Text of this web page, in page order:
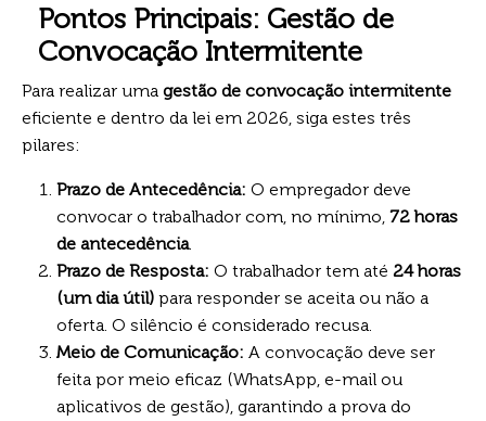
Pontos Principais: Gestão de
Convocação Intermitente
Para realizar uma gestão de convocação intermitente
eficiente e dentro da lei em 2026, siga estes três
pilares:
Prazo de Antecedência: O empregador deve
convocar o trabalhador com, no mínimo, 72 horas
de antecedência.
Prazo de Resposta: O trabalhador tem até 24 horas
(um dia útil) para responder se aceita ou não a
oferta. O silêncio é considerado recusa.
Meio de Comunicação: A convocação deve ser
feita por meio eficaz (WhatsApp, e-mail ou
aplicativos de gestão), garantindo a prova do